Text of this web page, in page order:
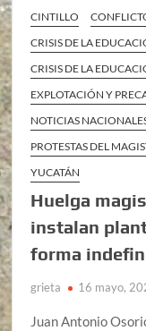
CINTILLO
CRISIS DE LA
CRISIS DE LA
EXPLOTACIÓN Y
NOTICIAS
PROTESTAS DEL
YUCATÁN
Huelga
instalan
forma
grieta 16 mayo,
Juan Antonio